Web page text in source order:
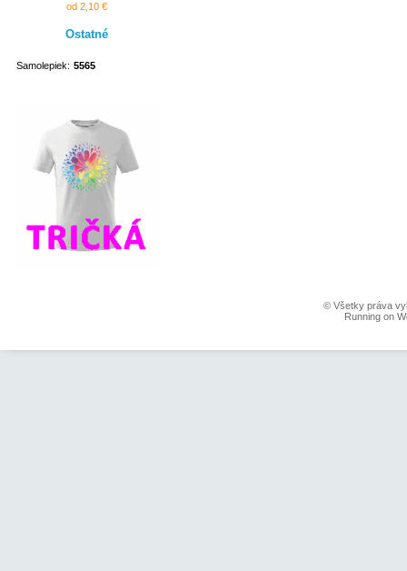
od 2,10 €
Ostatné
Samolepiek: 5565
© Všetky práva
Running on